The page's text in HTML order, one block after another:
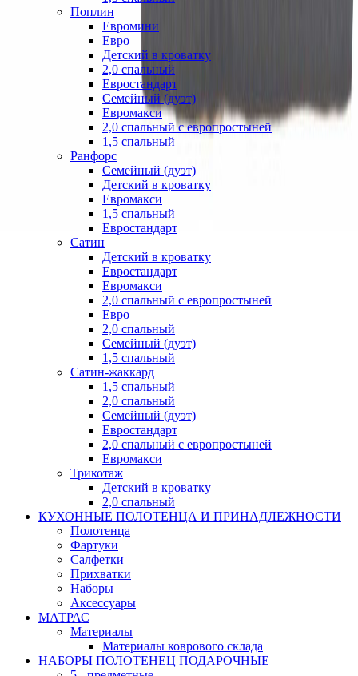
Поплин
Евромини
Евро
Детский в кроватку
2,0 спальный
Евростандарт
Семейный (дуэт)
Евромакси
2,0 спальный с европростыней
1,5 спальный
Ранфорс
Семейный (дуэт)
Детский в кроватку
Евромакси
1,5 спальный
Евростандарт
Сатин
Детский в кроватку
Евростандарт
Евромакси
2,0 спальный с европростыней
Евро
2,0 спальный
Семейный (дуэт)
1,5 спальный
Сатин-жаккард
1,5 спальный
2,0 спальный
Семейный (дуэт)
Евростандарт
2,0 спальный с европростыней
Евромакси
Трикотаж
Детский в кроватку
2,0 спальный
КУХОННЫЕ ПОЛОТЕНЦА И ПРИНАДЛЕЖНОСТИ
Полотенца
Фартуки
Салфетки
Прихватки
Наборы
Аксессуары
МАТРАС
Материалы
Материалы коврового склада
НАБОРЫ ПОЛОТЕНЕЦ ПОДАРОЧНЫЕ